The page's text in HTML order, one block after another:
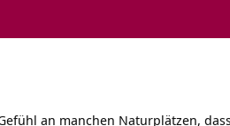
an manchen Naturplätzen,